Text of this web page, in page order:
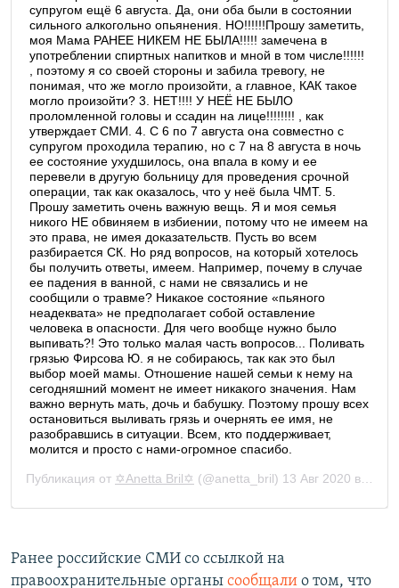
Ранее российские СМИ со ссылкой на
правоохранительные органы сообщали о том, что